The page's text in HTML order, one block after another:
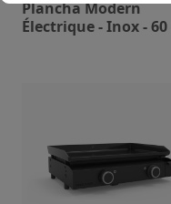
Plancha Modern
Électrique - Inox - 60